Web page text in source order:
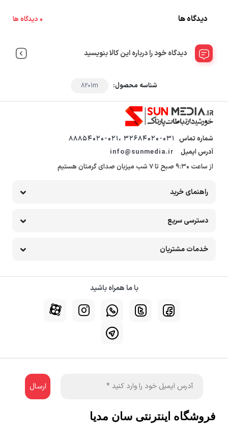
دیدگاه ها 0 دیدگاه ها
دیدگاه خود را درباره این کالا بنویسید
شناسه محصول: 8201m
شماره تماس 32684020-031 ،88854020-021
آدرس ایمیل
از ساعت 9:30 صبح تا 7 شب میزبان صدای گرمتان هستیم
راهنمای خرید
دسترسی سریع
خدمات مشتریان
با ما همراه باشید
فروشگاه اینترنتی سان مدیا